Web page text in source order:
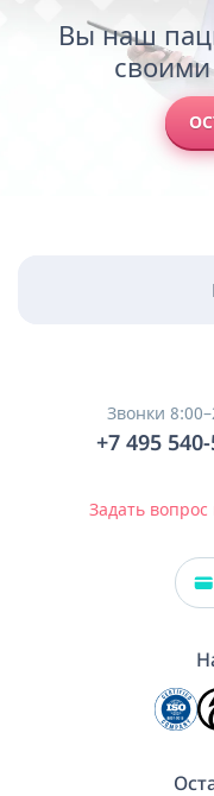
Вы наш
Звонки
+7 495
Задать вопрос